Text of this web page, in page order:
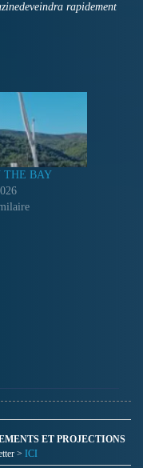
rapidement
THE BAY
ET PROJECTIONS
> ICI